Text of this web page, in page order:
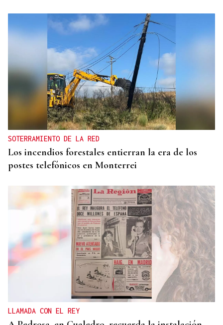
SOTERRAMIENTO DE LA RED
Los incendios forestales entierran la era de los
postes telefónicos en Monterrei
LLAMADA CON EL REY